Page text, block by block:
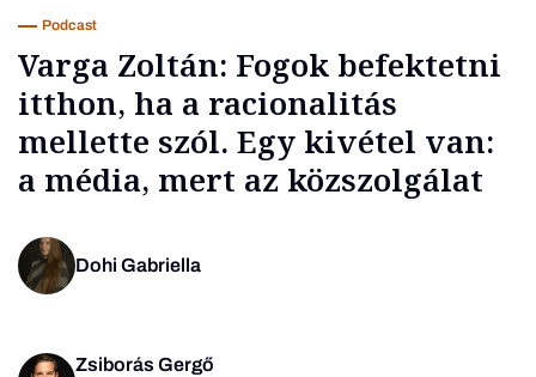
Podcast
Varga Zoltán: Fogok befektetni
itthon, ha a racionalitás
mellette szól. Egy kivétel van:
a média, mert az közszolgálat
Dohi Gabriella
Zsiborás Gergő